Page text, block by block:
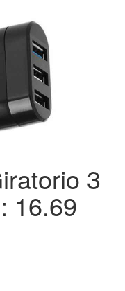
3
16.69